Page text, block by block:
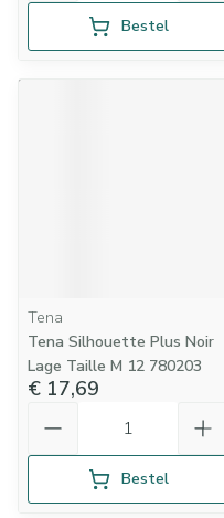
Bestel
Tena
Tena Silhouette Plus Noir
Lage Taille M 12 780203
€ 17,69
Bestel